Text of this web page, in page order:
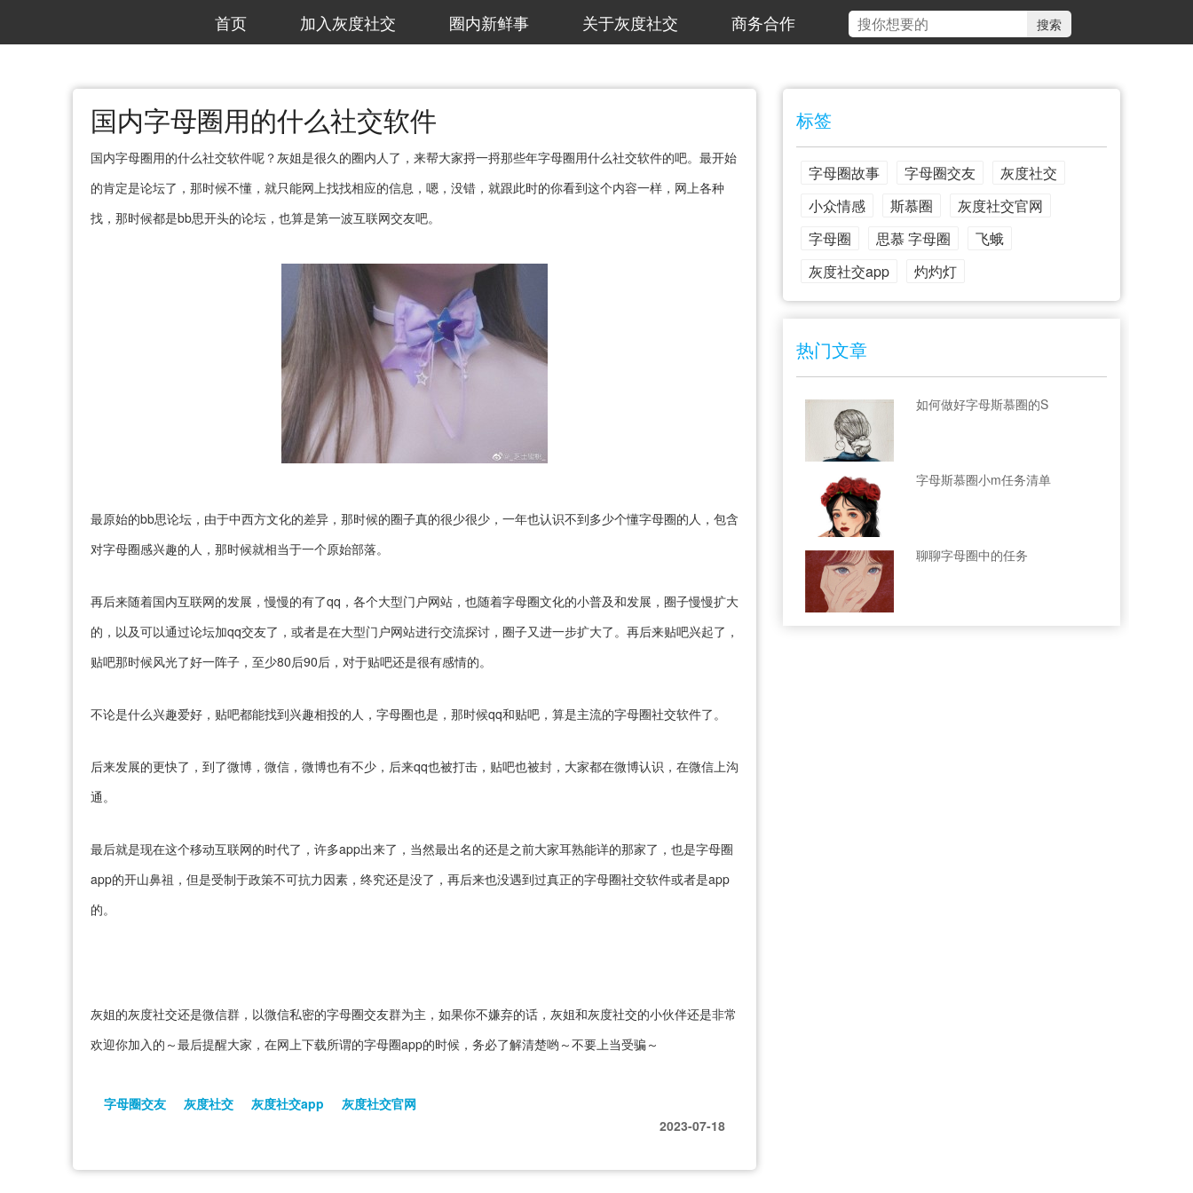
首页 加入灰度社交 圈内新鲜事 关于灰度社交 商务合作
国内字母圈用的什么社交软件
国内字母圈用的什么社交软件呢？灰姐是很久的圈内人了，来帮大家捋一捋那些年字母圈用什么社交软件的吧。最开始
的肯定是论坛了，那时候不懂，就只能网上找找相应的信息，嗯，没错，就跟此时的你看到这个内容一样，网上各种
找，那时候都是bb思开头的论坛，也算是第一波互联网交友吧。
最原始的bb思论坛，由于中西方文化的差异，那时候的圈子真的很少很少，一年也认识不到多少个懂字母圈的人，包含
对字母圈感兴趣的人，那时候就相当于一个原始部落。
再后来随着国内互联网的发展，慢慢的有了qq，各个大型门户网站，也随着字母圈文化的小普及和发展，圈子慢慢扩大
的，以及可以通过论坛加qq交友了，或者是在大型门户网站进行交流探讨，圈子又进一步扩大了。再后来贴吧兴起了，
贴吧那时候风光了好一阵子，至少80后90后，对于贴吧还是很有感情的。
不论是什么兴趣爱好，贴吧都能找到兴趣相投的人，字母圈也是，那时候qq和贴吧，算是主流的字母圈社交软件了。
后来发展的更快了，到了微博，微信，微博也有不少，后来qq也被打击，贴吧也被封，大家都在微博认识，在微信上沟
通。
最后就是现在这个移动互联网的时代了，许多app出来了，当然最出名的还是之前大家耳熟能详的那家了，也是字母圈
app的开山鼻祖，但是受制于政策不可抗力因素，终究还是没了，再后来也没遇到过真正的字母圈社交软件或者是app
的。
灰姐的灰度社交还是微信群，以微信私密的字母圈交友群为主，如果你不嫌弃的话，灰姐和灰度社交的小伙伴还是非常
欢迎你加入的～最后提醒大家，在网上下载所谓的字母圈app的时候，务必了解清楚哟～不要上当受骗～
字母圈交友 灰度社交 灰度社交app
灰度社交官网
2023-07-18
标签
字母圈故事 字母圈交友
灰度社交
小众情感
斯慕圈
灰度社交官网
字母圈
思慕 字母圈
飞蛾
灰度社交app
灼灼灯
热门文章
如何做好字母斯慕圈的S
字母斯慕圈小m任务清单
聊聊字母圈中的任务